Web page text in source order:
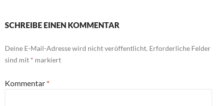
SCHREIBE EINEN KOMMENTAR
Deine E-Mail-Adresse wird nicht veröffentlicht. Erforderliche Felder
sind mit * markiert
Kommentar *